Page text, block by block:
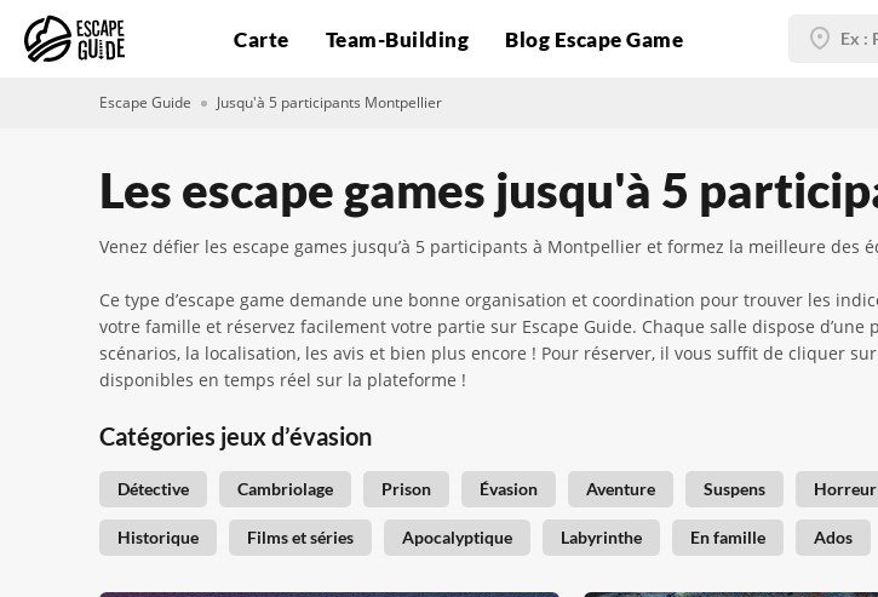
Carte Team-Building Blog Escape Game
Escape Guide Jusqu'à 5 participants Montpellier
Les escape games jusqu'à 5
Venez défier les escape games jusqu’à 5 participants à Montpellier et formez la meilleure des
Ce type d’escape game demande une bonne organisation et coordination pour trouver les
votre famille et réservez facilement votre partie sur Escape Guide. Chaque salle dispose
scénarios, la localisation, les avis et bien plus encore ! Pour réserver, il vous suffit de cliquer
disponibles en temps réel sur la plateforme !
Catégories jeux d’évasion
Détective Cambriolage Prison Évasion Aventure Suspens Horreur
Historique Films et séries Apocalyptique Labyrinthe En famille Ados